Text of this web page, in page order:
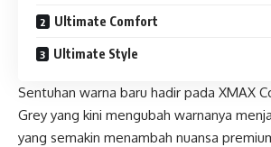
Ultimate Comfort
Ultimate Style
Sentuhan warna baru hadir pada XMAX
Grey yang kini mengubah warnanya
yang semakin menambah nuansa